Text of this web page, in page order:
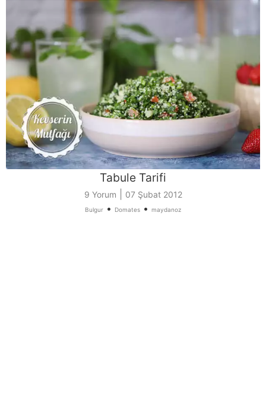
Tabule Tarifi
9 Yorum 07 Şubat 2012
Bulgur • Domates • maydanoz